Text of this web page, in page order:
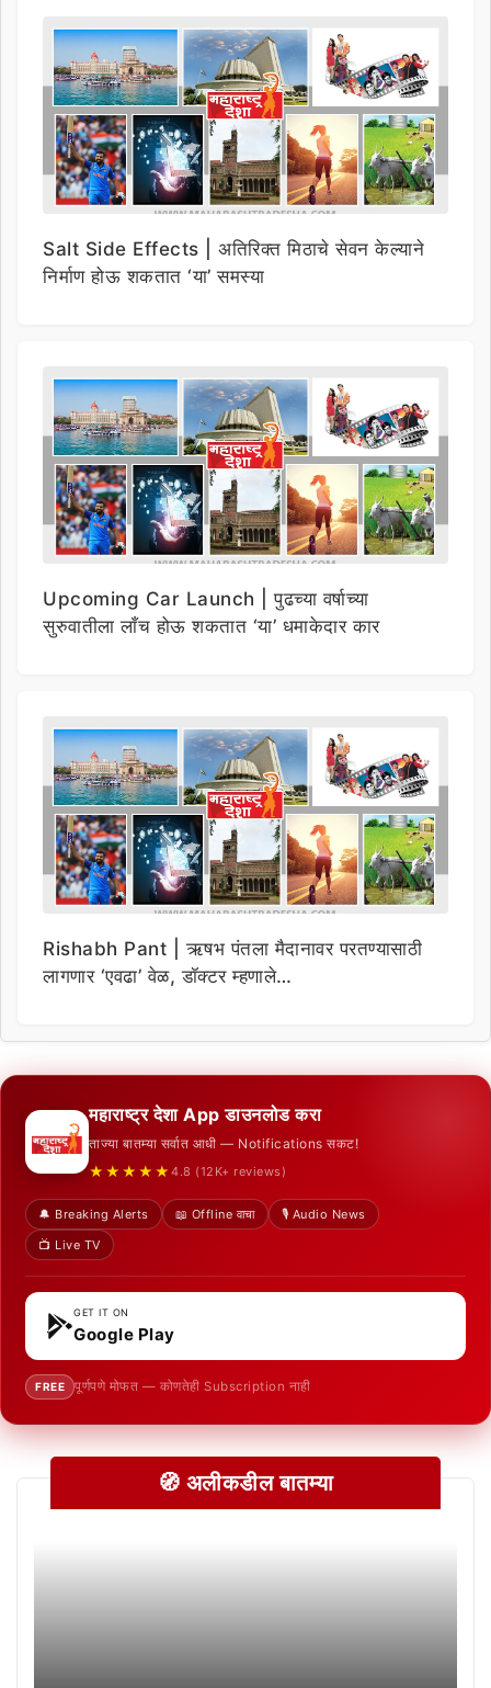
Salt Side Effects | अतिरिक्त मिठाचे सेवन केल्याने
निर्माण होऊ शकतात ‘या’ समस्या
Upcoming Car Launch | पुढच्या वर्षाच्या
सुरुवातीला लाँच होऊ शकतात ‘या’ धमाकेदार कार
Rishabh Pant | ऋषभ पंतला मैदानावर परतण्यासाठी
लागणार ‘एवढा’ वेळ, डॉक्टर म्हणाले…
महाराष्ट्र देशा App डाउनलोड करा
ताज्या बातम्या सर्वात आधी — Notifications सकट!
★★★★★ 4.8 (12K+ reviews)
🔔 Breaking Alerts 📖 Offline वाचा
🎙️ Audio News
📺 Live TV
GET IT ON
Google Play
FREE पूर्णपणे मोफत — कोणतेही Subscription नाही
🧭 अलीकडील बातम्या